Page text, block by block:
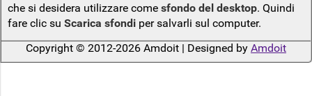
che si desidera utilizzare come sfondo del desktop. Quindi
fare clic su Scarica sfondiper salvarli sul computer.
Copyright © 2012-2026 Amdoit | Designed by Amdoit